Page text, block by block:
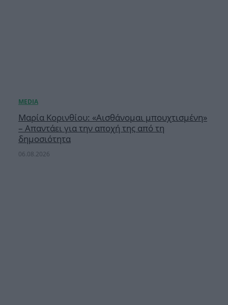
Μαρία Κορινθίου: «Αισθάνομαι μπουχτισμένη»
– Απαντάει για την αποχή της από τη
δημοσιότητα
06.08.2026